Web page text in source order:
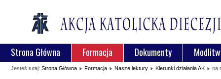
Strona Główna Formacja Dokumenty
Jesteś tutaj: Strona Główna Formacja Nasze lektury Kierunki działania AK na